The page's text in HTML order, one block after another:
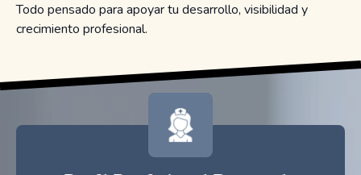
Todo pensado para apoyar tu desarrollo, visibilidad y
crecimiento profesional.